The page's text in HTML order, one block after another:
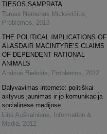
TIESOS SAMPRATA
Tomas Nemunas Mickevičius,
Problemos, 2013
THE POLITICAL IMPLICATIONS OF
ALASDAIR MACINTYRE’S CLAIMS
OF DEPENDENT RATIONAL
ANIMALS
Andrius Bielskis, Problemos, 2012
Dalyvavimas internete: politiškai
aktyvus jaunimas ir jo komunikacija
socialinėse medijose
Lina Auškalnienė,
Information &
Media, 2012